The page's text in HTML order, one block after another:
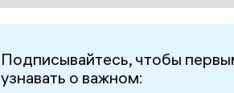
Подписывайтесь, чтобы
узнавать о важном: